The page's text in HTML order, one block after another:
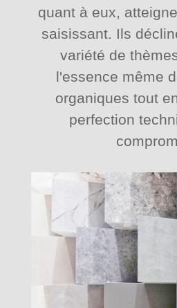
quant à eux,
saisissant. Ils
variété de
l'essence même
organiques tout
perfection